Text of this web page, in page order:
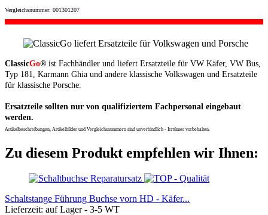
Vergleichsnummer: 001301207
ClassicGo® ist Fachhändler und liefert Ersatzteile für VW Käfer, VW Bus,
Typ 181, Karmann Ghia und andere klassische Volkswagen und Ersatzteile
für klassische Porsche.
Ersatzteile sollten nur von qualifiziertem Fachpersonal eingebaut
werden.
Artikelbeschreibungen, Artikelbilder und Vergleichsnummern sind unverbindlich - Irrtümer vorbehalten.
Zu diesem Produkt empfehlen wir Ihnen:
Schaltstange Führung Buchse vorn HD - Käfer...
Lieferzeit: auf Lager - 3-5 WT